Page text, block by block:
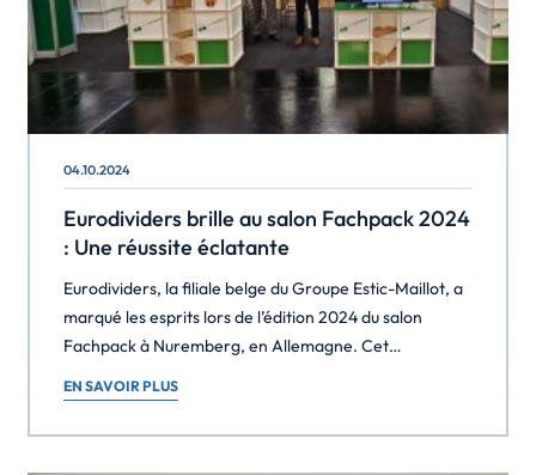
04.10.2024
Eurodividers brille au salon Fachpack 2024
: Une réussite éclatante
Eurodividers, la filiale belge du Groupe Estic-Maillot, a
marqué les esprits lors de l’édition 2024 du salon
Fachpack à Nuremberg, en Allemagne. Cet
pour dévoiler nos dernières innovations en matière de
matériaux d’emballage écologiques. Eurodividers se
EN SAVOIR PLUS